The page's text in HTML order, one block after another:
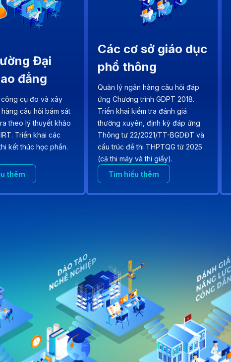
Đại
đẳng
cụ đo và xây
câu hỏi bám sát
theo lý thuyết khảo
Triển khai các
kết thúc học phần.
thêm
Các cơ sở giáo dục
phổ thông
Quản lý ngân hàng câu hỏi đáp
ứng Chương trình GDPT 2018.
Triển khai kiểm tra đánh giá
thường xuyên, định kỳ đáp ứng
Thông tư 22/2021/TT-BGDĐT và
cấu trúc đề thi THPTQG từ 2025
(cả thi máy và thi giấy).
Tìm hiểu thêm